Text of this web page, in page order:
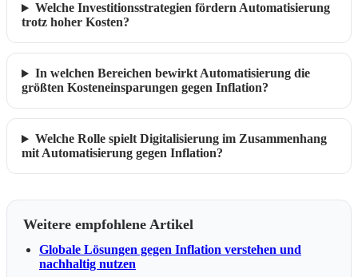
Welche Investitionsstrategien fördern Automatisierung
trotz hoher Kosten?
In welchen Bereichen bewirkt Automatisierung die
größten Kosteneinsparungen gegen Inflation?
Welche Rolle spielt Digitalisierung im Zusammenhang
mit Automatisierung gegen Inflation?
Weitere empfohlene Artikel
Globale Lösungen gegen Inflation verstehen und
nachhaltig nutzen